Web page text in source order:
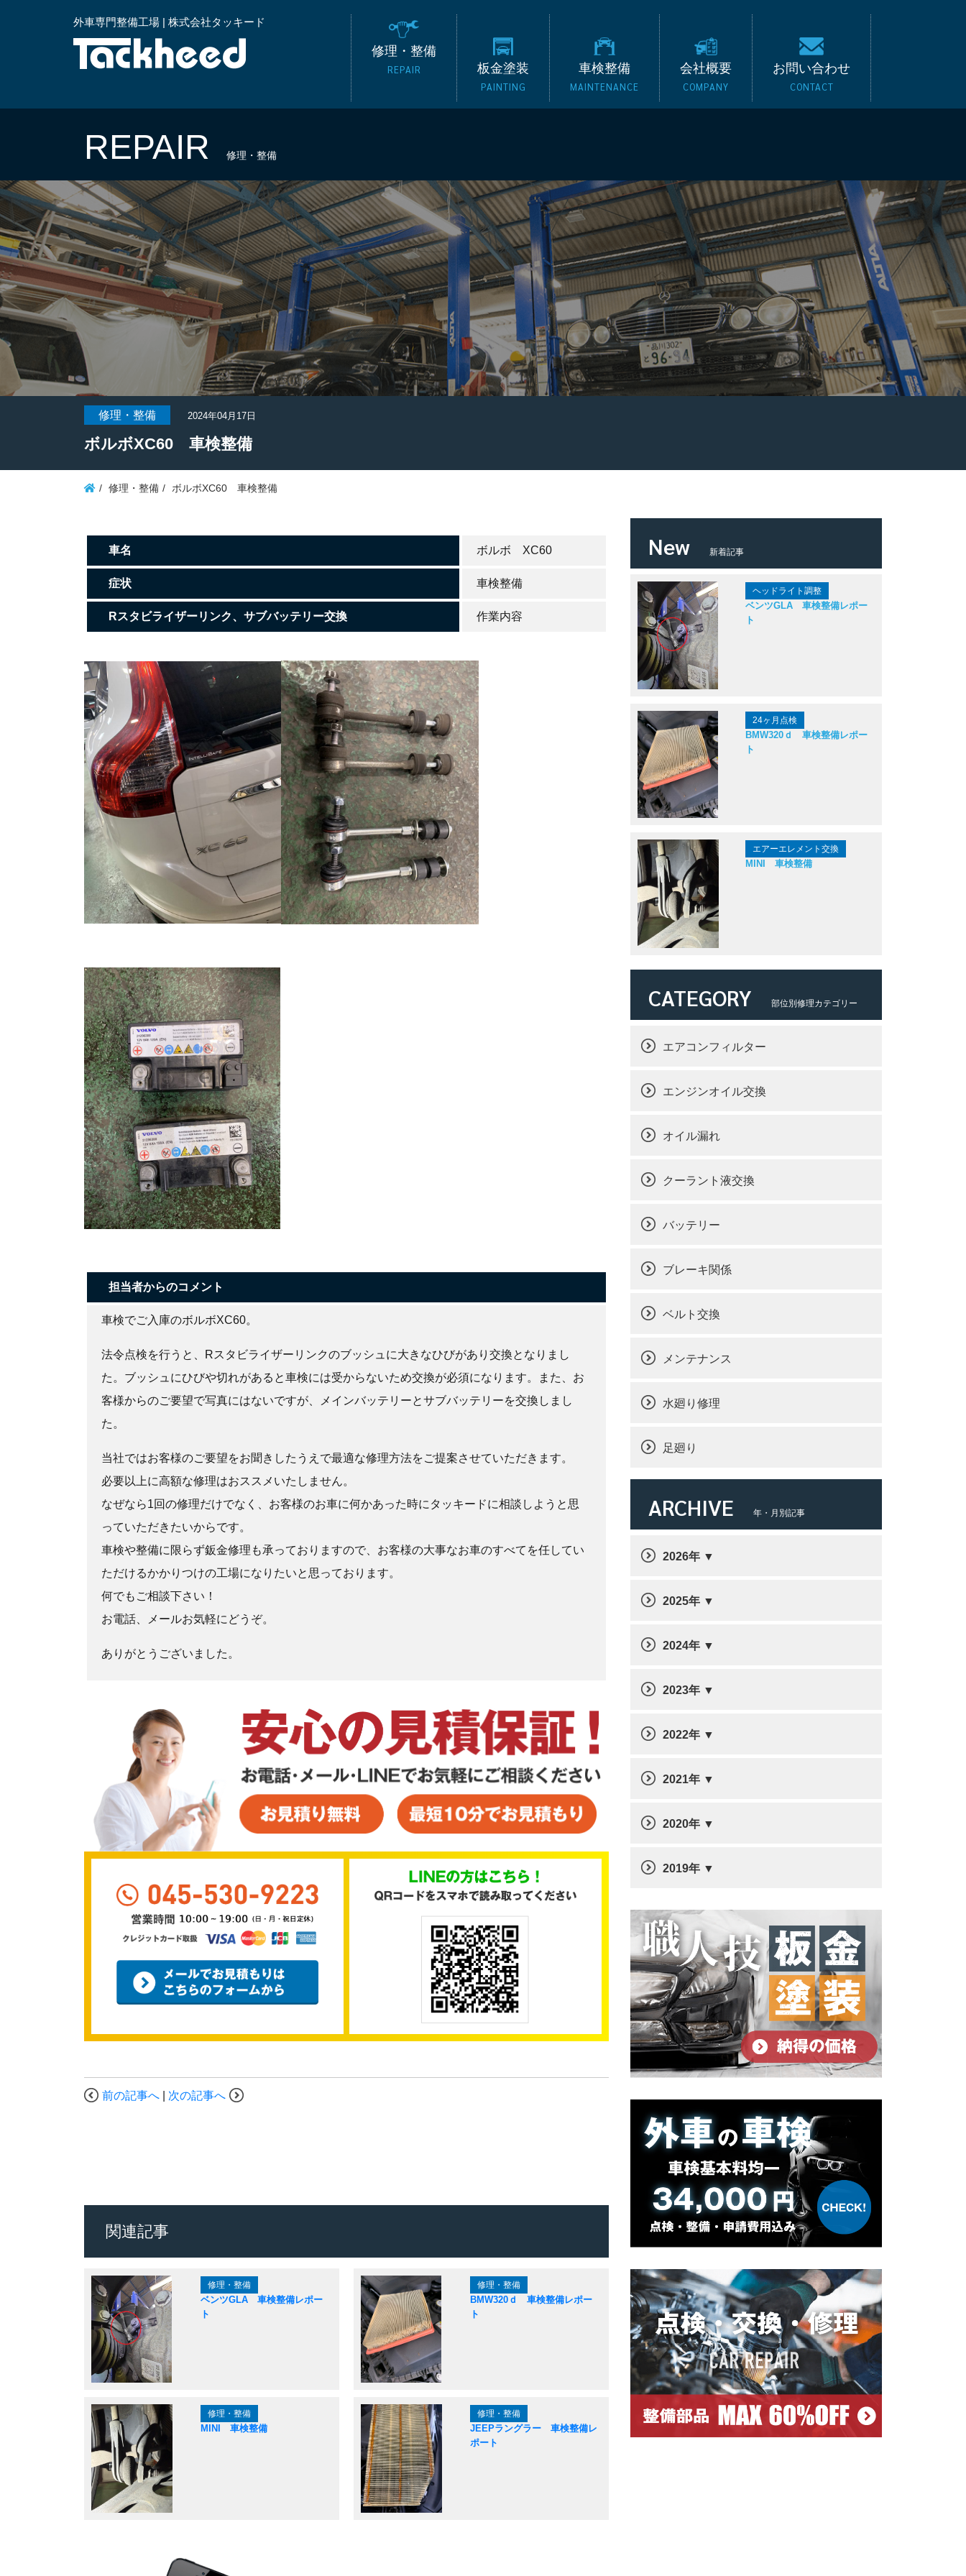
外車専門整備工場 | 株式会社タッキード
横浜の外車専門整備工場 タッキード｜BMW・ベンツ
修理・整備
REPAIR 板金塗装
PAINTING
車検整備
MAINTENANCE
会社概要
COMPANY
お問い合わせ
CONTACT
REPAIR 修理・整備
修理・整備 2024年04月17日
ボルボXC60 車検整備
修理・整備 ボルボXC60 車検整備
車名 ボルボ XC60
症状 車検整備
Rスタビライザーリンク、サブバッテリー交換 作業内容
担当者からのコメント
車検でご入庫のボルボXC60。
法令点検を行うと、Rスタビライザーリンクのブッシュに大きなひびがあり交換となりまし
た。ブッシュにひびや切れがあると車検には受からないため交換が必須になります。また、お
客様からのご要望で写真にはないですが、メインバッテリーとサブバッテリーを交換しまし
た。
当社ではお客様のご要望をお聞きしたうえで最適な修理方法をご提案させていただきます。
必要以上に高額な修理はおススメいたしません。
なぜなら1回の修理だけでなく、お客様のお車に何かあった時にタッキードに相談しようと思
っていただきたいからです。
車検や整備に限らず鈑金修理も承っておりますので、お客様の大事なお車のすべてを任してい
ただけるかかりつけの工場になりたいと思っております。
何でもご相談下さい！
お電話、メールお気軽にどうぞ。
ありがとうございました。
前の記事へ 次の記事へ
関連記事
修理・整備
ベンツGLA 車検整備レポー
ト
修理・整備
BMW320ｄ 車検整備レポー
ト
修理・整備
MINI 車検整備
修理・整備
JEEPラングラー 車検整備レ
ポート
New 新着記事
ヘッドライト調整
ベンツGLA 車検整備レポー
ト
24ヶ月点検
BMW320ｄ 車検整備レポー
ト
エアーエレメント交換
MINI 車検整備
CATEGORY 部位別修理カテゴリー
エアコンフィルター
エンジンオイル交換
オイル漏れ
クーラント液交換
バッテリー
ブレーキ関係
ベルト交換
メンテナンス
水廻り修理
足廻り
ARCHIVE 年・月別記事
2026年
2025年
2024年
2023年
2022年
2021年
2020年
2019年